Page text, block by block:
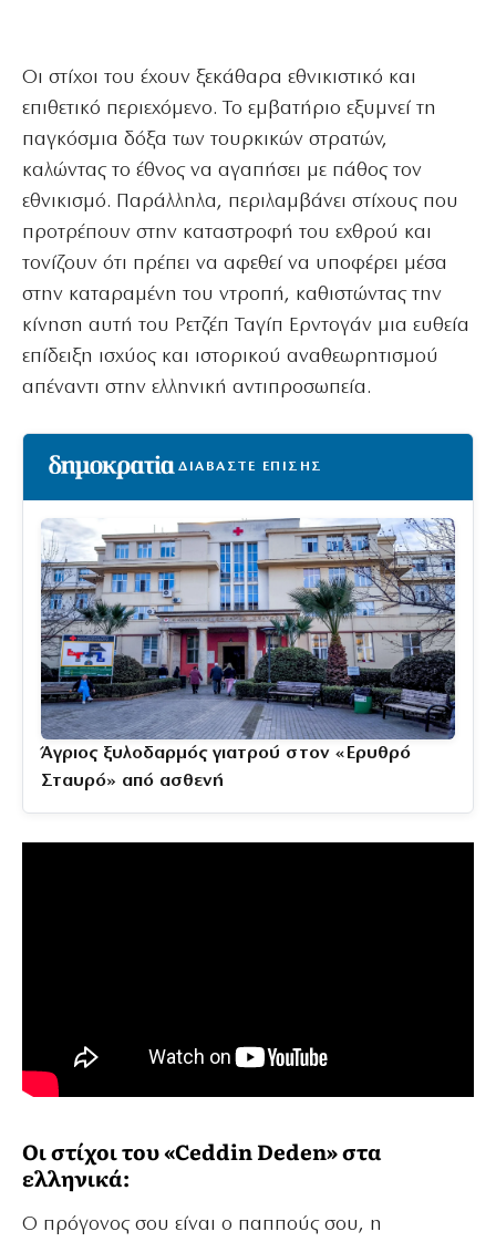
Οι στίχοι του έχουν ξεκάθαρα εθνικιστικό και
επιθετικό περιεχόμενο. Το εμβατήριο εξυμνεί τη
παγκόσμια δόξα των τουρκικών στρατών,
καλώντας το έθνος να αγαπήσει με πάθος τον
εθνικισμό. Παράλληλα, περιλαμβάνει στίχους που
προτρέπουν στην καταστροφή του εχθρού και
τονίζουν ότι πρέπει να αφεθεί να υποφέρει μέσα
στην καταραμένη του ντροπή, καθιστώντας την
κίνηση αυτή του Ρετζέπ Ταγίπ Ερντογάν μια ευθεία
επίδειξη ισχύος και ιστορικού αναθεωρητισμού
απέναντι στην ελληνική αντιπροσωπεία.
ΔΙΑΒΑΣΤΕ ΕΠΙΣΗΣ
Άγριος ξυλοδαρμός γιατρού στον «Ερυθρό
Σταυρό» από ασθενή
Οι στίχοι του«Ceddin Deden» στα
ελληνικά:
Ο πρόγονος σου είναι ο παππούς σου, η